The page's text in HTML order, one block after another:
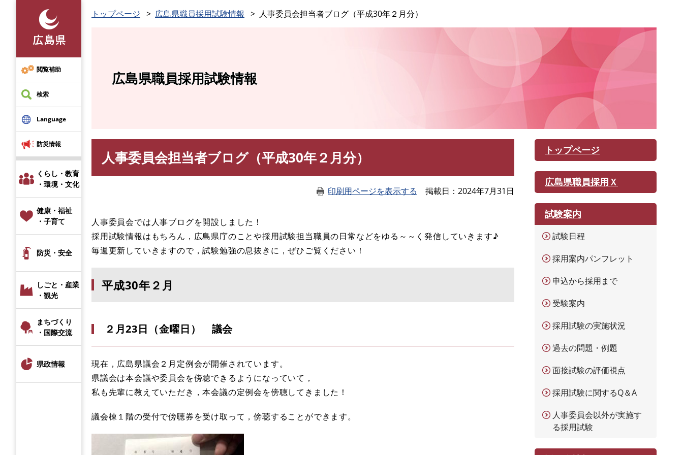
先
頭
で
す
閲覧補助
検索
Language
防災情報
くらし・教育
・環境・文化
健康・福祉
・子育て
防災・安全
しごと・産業
・観光
まちづくり
・国際交流
県政情報
トップページ 広島県職員採用試験情報 人事委員会担当者ブログ（平成30年２月分）
広島県職員採用試験情報
人事委員会担当者ブログ（平成30年２月分）
印刷用ページを表示する 掲載日 2024年7月31日
人事委員会では人事ブログを開設しました！
採用試験情報はもちろん，広島県庁のことや採用試験担当職員の日常などをゆる～～く発信していきます♪
毎週更新していきますので，試験勉強の息抜きに，ぜひご覧ください！
平成30年２月
２月23日（金曜日） 議会
現在，広島県議会２月定例会が開催されています。
県議会は本会議や委員会を傍聴できるようになっていて，
私も先輩に教えていただき，本会議の定例会を傍聴してきました！
議会棟１階の受付で傍聴券を受け取って，傍聴することができます。
トップページ
広島県職員採用Ｘ
試験案内
試験日程
採用案内パンフレット
申込から採用まで
受験案内
採用試験の実施状況
過去の問題・例題
面接試験の評価視点
採用試験に関するQ＆A
人事委員会以外が実施す
る採用試験